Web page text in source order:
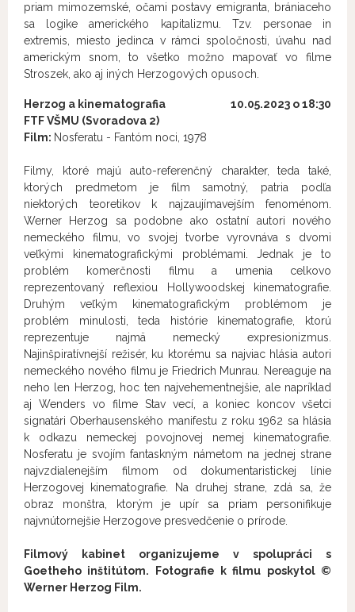
priam mimozemské, očami postavy emigranta, brániaceho
sa logike amerického kapitalizmu. Tzv. personae in
extremis, miesto jedinca v rámci spoločnosti, úvahu nad
americkým snom, to všetko možno mapovať vo filme
Stroszek, ako aj iných Herzogových opusoch.
Herzog a kinematografia 10.05.2023 o 18:30
FTF VŠMU (Svoradova 2)
Film: Nosferatu - Fantóm noci, 1978
Filmy, ktoré majú auto-referenčný charakter, teda také,
ktorých predmetom je film samotný, patria podľa
niektorých teoretikov k najzaujímavejším fenoménom.
Werner Herzog sa podobne ako ostatní autori nového
nemeckého filmu, vo svojej tvorbe vyrovnáva s dvomi
veľkými kinematografickými problémami. Jednak je to
problém komerčnosti filmu a umenia celkovo
reprezentovaný reflexiou Hollywoodskej kinematografie.
Druhým veľkým kinematografickým problémom je
problém minulosti, teda histórie kinematografie, ktorú
reprezentuje najmä nemecký expresionizmus.
Najinšpiratívnejší režisér, ku ktorému sa najviac hlásia autori
nemeckého nového filmu je Friedrich Munrau. Nereaguje na
neho len Herzog, hoc ten najvehementnejšie, ale napríklad
aj Wenders vo filme Stav vecí, a koniec koncov všetci
signatári Oberhausenského manifestu z roku 1962 sa hlásia
k odkazu nemeckej povojnovej nemej kinematografie.
Nosferatu je svojím fantaskným námetom na jednej strane
najvzdialenejším filmom od dokumentaristickej línie
Herzogovej kinematografie. Na druhej strane, zdá sa, že
obraz monštra, ktorým je upír sa priam personifikuje
najvnútornejšie Herzogove presvedčenie o prírode.
Filmový kabinet organizujeme v spolupráci s
Goetheho inštitútom. Fotografie k filmu poskytol ©
Werner Herzog Film.